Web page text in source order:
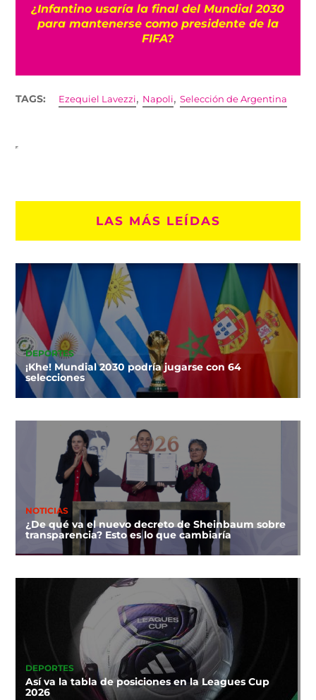
¿Infantino usaría la final del Mundial 2030
para mantenerse como presidente de la
FIFA?
TAGS: Ezequiel Lavezzi, Napoli,Selección de Argentina
LAS MÁS LEÍDAS
DEPORTES
¡Khe! Mundial 2030 podría jugarse con 64
selecciones
NOTICIAS
¿De qué va el nuevo decreto de Sheinbaum sobre
transparencia? Esto es lo que cambiaría
DEPORTES
Así va la tabla de posiciones en la Leagues Cup
2026